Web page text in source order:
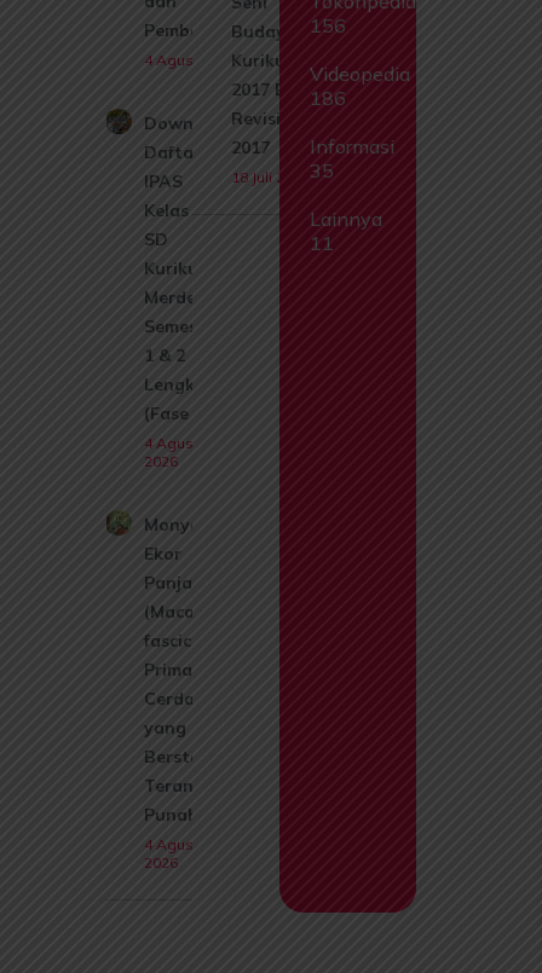
Pembahasan
4 Agustus 2026
Download
Daftar Isi
IPAS
Kelas 1
SD
Kurikulum
Merdeka
Semester
1 & 2
Lengkap
(Fase A)
4 Agustus
2026
Monyet
Ekor
Panjang
(Macaca
fascicularis):
Primata
Cerdas
yang Kini
Berstatus
Terancam
Punah
4 Agustus
2026
Budaya
Kurikulum
2017 Edisi
Revisi
2017
18 Juli 2026
156
Videopedia
186
Informasi
35
Lainnya
11